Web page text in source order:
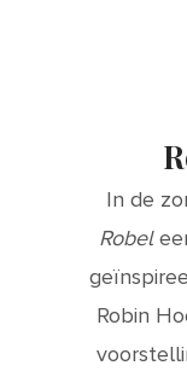
In de
Robel
Robin